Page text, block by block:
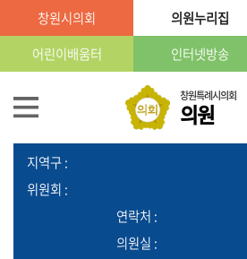
본문으로 바로가기
GNB메뉴 바로가기
창
원
특
례
의
원
소
개
의
창원특례시의회
의원
창원시의회 의원누리집
어린이배움터
인터넷방송
당:
지역구 :
위원회 :
연락처 :
의원실 :